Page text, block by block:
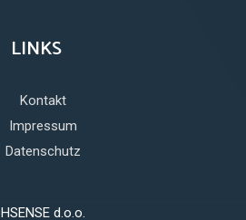
LINKS
Kontakt
Impressum
Datenschutz
HSENSE d.o.o.